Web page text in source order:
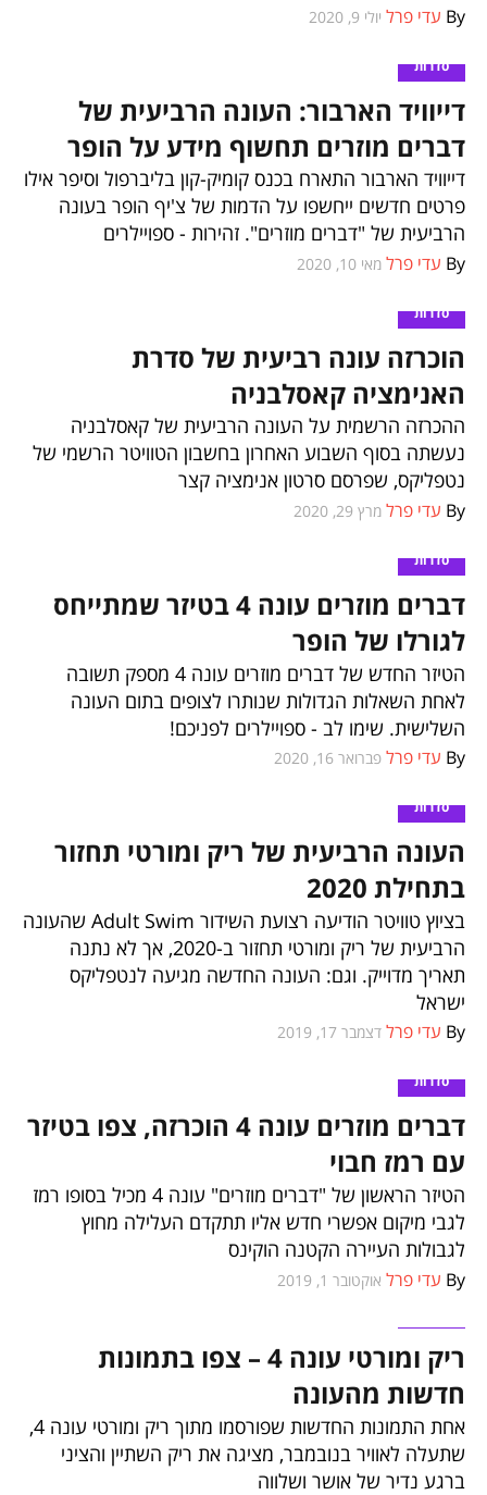
By עדי פרל יולי 9, 2020
סדרות
דייוויד הארבור: העונה הרביעית של
דברים מוזרים תחשוף מידע על הופר
דייוויד הארבור התארח בכנס קומיק-קון בליברפול וסיפר אילו
פרטים חדשים ייחשפו על הדמות של צ'יף הופר בעונה
הרביעית של "דברים מוזרים". זהירות - ספויילרים
By עדי פרל מאי 10, 2020
סדרות
הוכרזה עונה רביעית של סדרת
האנימציה קאסלבניה
ההכרזה הרשמית על העונה הרביעית של קאסלבניה
נעשתה בסוף השבוע האחרון בחשבון הטוויטר הרשמי של
נטפליקס, שפרסם סרטון אנימציה קצר
By עדי פרל מרץ 29, 2020
סדרות
דברים מוזרים עונה 4 בטיזר שמתייחס
לגורלו של הופר
הטיזר החדש של דברים מוזרים עונה 4 מספק תשובה
לאחת השאלות הגדולות שנותרו לצופים בתום העונה
השלישית. שימו לב - ספויילרים לפניכם!
By עדי פרל פברואר 16, 2020
סדרות
העונה הרביעית של ריק ומורטי תחזור
בתחילת 2020
בציוץ טוויטר הודיעה רצועת השידור Adult Swim שהעונה
הרביעית של ריק ומורטי תחזור ב-2020, אך לא נתנה
תאריך מדוייק. וגם: העונה החדשה מגיעה לנטפליקס
ישראל
By עדי פרל דצמבר 17, 2019
סדרות
דברים מוזרים עונה 4 הוכרזה, צפו בטיזר
עם רמז חבוי
הטיזר הראשון של "דברים מוזרים" עונה 4 מכיל בסופו רמז
לגבי מיקום אפשרי חדש אליו תתקדם העלילה מחוץ
לגבולות העיירה הקטנה הוקינס
By עדי פרל אוקטובר 1, 2019
ריק ומורטי עונה 4 – צפו בתמונות
חדשות מהעונה
אחת התמונות החדשות שפורסמו מתוך ריק ומורטי עונה 4,
שתעלה לאוויר בנובמבר, מציגה את ריק השתיין והציני
ברגע נדיר של אושר ושלווה